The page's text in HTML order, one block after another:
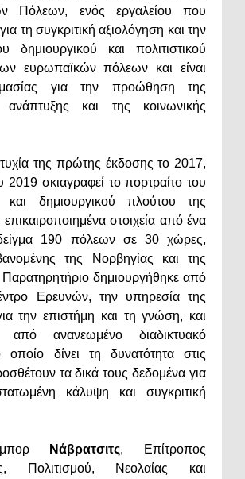
Πόλεων, ενός εργαλείου που
τη συγκριτική αξιολόγηση και την
δημιουργικού και πολιτιστικού
ευρωπαϊκών πόλεων και είναι
για την προώθηση της
ανάπτυξης και της κοινωνικής
της πρώτης έκδοσης το 2017,
2019 σκιαγραφεί το πορτραίτο του
και δημιουργικού πλούτου της
στοιχεία από ένα
δείγμα 190 πόλεων σε 30 χώρες,
της Νορβηγίας και της
Παρατηρητήριο δημιουργήθηκε από
Ερευνών, την υπηρεσία της
την επιστήμη και τη γνώση, και
από ανανεωμένο διαδικτυακό
οποίο δίνει τη δυνατότητα στις
τα δικά τους δεδομένα για
κάλυψη και συγκριτική
Νάβρατσιτς, Επίτροπος
Πολιτισμού, Νεολαίας και